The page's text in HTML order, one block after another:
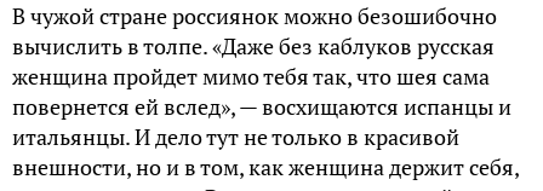
В чужой стране россиянок можно безошибочно
вычислить в толпе. «Даже без каблуков русская
женщина пройдет мимо тебя так, что шея сама
повернется ей вслед», — восхищаются испанцы и
итальянцы. И дело тут не только в красивой
внешности, но и в том, как женщина держит себя,